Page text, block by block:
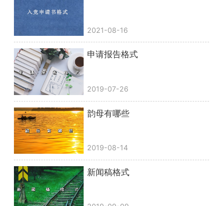
2021-08-16
申请报告格式
2019-07-26
韵母有哪些
2019-08-14
新闻稿格式